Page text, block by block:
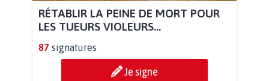
RÉTABLIR LA PEINE DE MORT POUR
LES TUEURS VIOLEURS...
87 signatures
Je signe